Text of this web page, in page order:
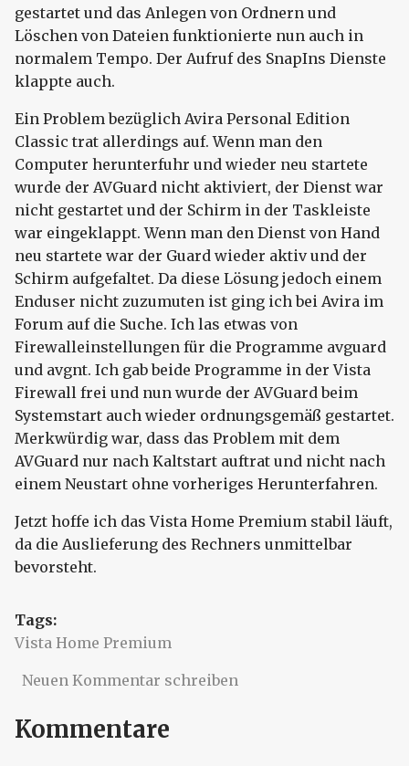
gestartet und das Anlegen von Ordnern und
Löschen von Dateien funktionierte nun auch in
normalem Tempo. Der Aufruf des SnapIns Dienste
klappte auch.
Ein Problem bezüglich Avira Personal Edition
Classic trat allerdings auf. Wenn man den
Computer herunterfuhr und wieder neu startete
wurde der AVGuard nicht aktiviert, der Dienst war
nicht gestartet und der Schirm in der Taskleiste
war eingeklappt. Wenn man den Dienst von Hand
neu startete war der Guard wieder aktiv und der
Schirm aufgefaltet. Da diese Lösung jedoch einem
Enduser nicht zuzumuten ist ging ich bei Avira im
Forum auf die Suche. Ich las etwas von
Firewalleinstellungen für die Programme avguard
und avgnt. Ich gab beide Programme in der Vista
Firewall frei und nun wurde der AVGuard beim
Systemstart auch wieder ordnungsgemäß gestartet.
Merkwürdig war, dass das Problem mit dem
AVGuard nur nach Kaltstart auftrat und nicht nach
einem Neustart ohne vorheriges Herunterfahren.
Jetzt hoffe ich das Vista Home Premium stabil läuft,
da die Auslieferung des Rechners unmittelbar
bevorsteht.
Tags:
Vista Home Premium
Neuen Kommentar schreiben
Kommentare